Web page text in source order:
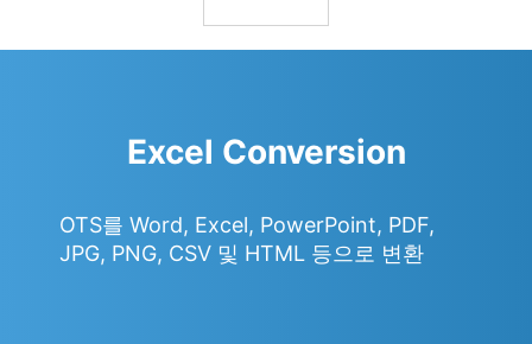
Excel Conversion
OTS를 Word, Excel, PowerPoint, PDF,
JPG, PNG, CSV 및 HTML 등으로 변환